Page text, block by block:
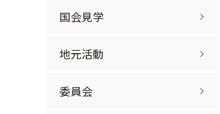
国会見学
地元活動
委員会